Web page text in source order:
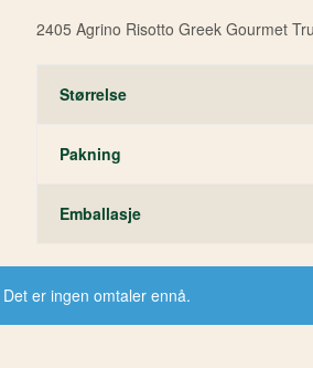
2405 Agrino Risotto Greek Gourmet
Størrelse
Pakning
Emballasje
Det er ingen omtaler ennå.